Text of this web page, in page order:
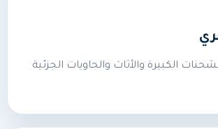
الكبيرة والأثاث والحاويات الجزئية